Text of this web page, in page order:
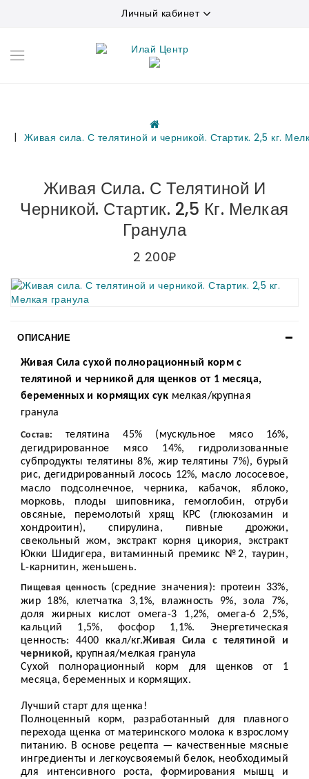
Личный кабинет
Живая сила. С телятиной и черникой. Стартик. 2,5 кг.
Живая Сила. С Телятиной И
Черникой. Стартик. 2,5 Кг. Мелкая
Гранула
2 200₽
ОПИСАНИЕ
Живая Сила сухой полнорационный корм с
телятиной и черникой для щенков от 1 месяца,
беременных и кормящих сук мелкая/крупная
гранула
Состав:
телятина 45% (мускульное мясо 16%,
дегидрированное мясо 14%, гидролизованные
субпродукты телятины 8%, жир телятины 7%), бурый
рис, дегидрированный лосось 12%, масло лососевое,
масло подсолнечное, черника, кабачок, яблоко,
морковь, плоды шиповника, гемоглобин, отруби
овсяные, перемолотый хрящ КРС (глюкозамин и
хондроитин), спирулина, пивные дрожжи,
свекольный жом, экстракт корня цикория, экстракт
Юкки Шидигера, витаминный премикс №2, таурин,
L-карнитин, женьшень.
Пищевая ценность (средние значения): протеин 33%,
жир 18%, клетчатка 3,1%, влажность 9%, зола 7%,
доля жирных кислот омега-3 1,2%, омега-6 2,5%,
кальций 1,5%, фосфор 1,1%. Энергетическая
ценность: 4400 ккал/кг.Живая Сила с телятиной и
черникой, крупная/мелкая гранула
Сухой полнорационный корм для щенков от 1
месяца, беременных и кормящих.
Лучший старт для щенка!
Полноценный корм, разработанный для плавного
перехода щенка от материнского молока к взрослому
питанию. В основе рецепта — качественные мясные
ингредиенты и легкоусвояемый белок, необходимый
для интенсивного роста, формирования мышц и